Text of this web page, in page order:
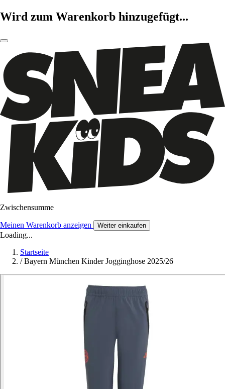
Wird zum Warenkorb hinzugefügt...
Zwischensumme
Meinen Warenkorb anzeigen Weiter einkaufen
Loading...
Startseite
/ Bayern München Kinder Jogginghose 2025/26